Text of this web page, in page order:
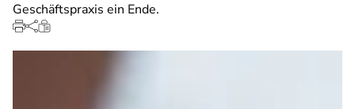
Geschäftspraxis ein Ende.